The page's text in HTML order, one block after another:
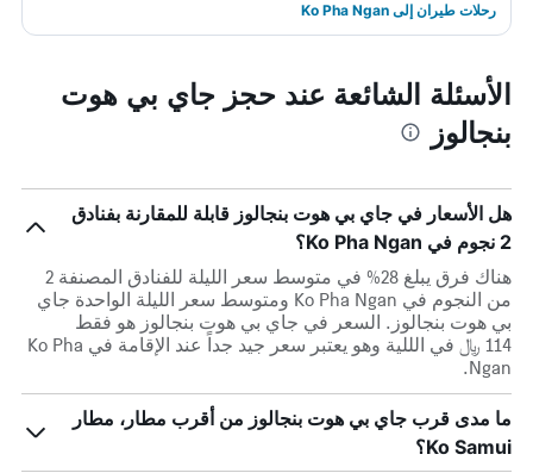
رحلات طيران إلى Ko Pha Ngan
الأسئلة الشائعة عند حجز جاي بي هوت
بنجالوز
هل الأسعار في جاي بي هوت بنجالوز قابلة للمقارنة بفنادق
2 نجوم في Ko Pha Ngan؟
هناك فرق يبلغ 28% في متوسط ​​سعر الليلة للفنادق المصنفة 2
من النجوم في Ko Pha Ngan ومتوسط ​​سعر الليلة الواحدة جاي
بي هوت بنجالوز. السعر في جاي بي هوت بنجالوز هو فقط
114 ﷼ في الللية وهو يعتبر سعر جيد جداً عند الإقامة في Ko Pha
Ngan.
ما مدى قرب جاي بي هوت بنجالوز من أقرب مطار، مطار
Ko Samui؟